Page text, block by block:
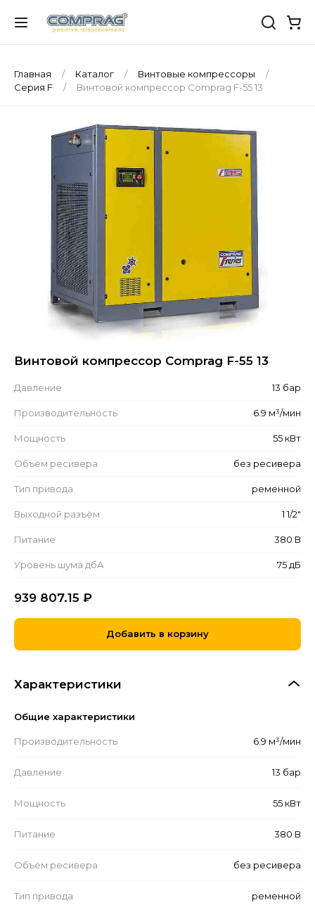
Главная Каталог
Винтовые компрессоры
Серия F
Винтовой компрессор Comprag F-55 13
Винтовой компрессор Comprag F-55 13
Давление 13 бар
Производительность 6.9 м³/мин
Мощность 55 кВт
Объём ресивера без ресивера
Тип привода ременной
Выходной разъём 1 1/2"
Питание 380 В
Уровень шума дбА 75 дБ
939 807.15 ₽
Добавить в корзину
Характеристики
Общие характеристики
Производительность 6.9 м³/мин
Давление 13 бар
Мощность 55 кВт
Питание 380 В
Объём ресивера без ресивера
Тип привода ременной